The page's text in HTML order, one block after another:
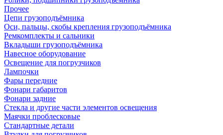
Прочее
Цепи грузоподъёмника
Оси, пальцы, скобы крепления грузоподъёмника
Ремкомплекты и сальники
Вкладыши грузоподъёмника
Навесное оборудование
Освещение для погрузчиков
Лампочки
Фары передние
Фонари габаритов
Фонари задние
Стекла и другие части элементов освещения
Маячки проблесковые
Стандартные детали